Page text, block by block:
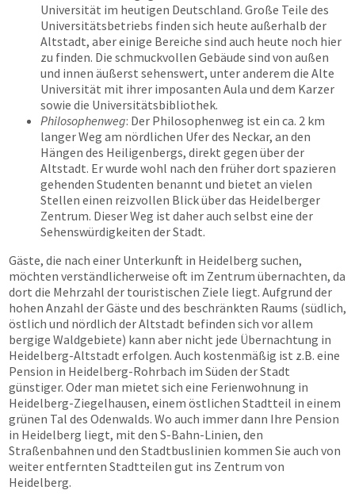
Universität im heutigen Deutschland. Große Teile des
Universitätsbetriebs finden sich heute außerhalb der
Altstadt, aber einige Bereiche sind auch heute noch hier
zu finden. Die schmuckvollen Gebäude sind von außen
und innen äußerst sehenswert, unter anderem die Alte
Universität mit ihrer imposanten Aula und dem Karzer
sowie die Universitätsbibliothek.
Philosophenweg: Der Philosophenweg ist ein ca. 2 km
langer Weg am nördlichen Ufer des Neckar, an den
Hängen des Heiligenbergs, direkt gegen über der
Altstadt. Er wurde wohl nach den früher dort spazieren
gehenden Studenten benannt und bietet an vielen
Stellen einen reizvollen Blick über das Heidelberger
Zentrum. Dieser Weg ist daher auch selbst eine der
Sehenswürdigkeiten der Stadt.
Gäste, die nach einer Unterkunft in Heidelberg suchen,
möchten verständlicherweise oft im Zentrum übernachten, da
dort die Mehrzahl der touristischen Ziele liegt. Aufgrund der
hohen Anzahl der Gäste und des beschränkten Raums (südlich,
östlich und nördlich der Altstadt befinden sich vor allem
bergige Waldgebiete) kann aber nicht jede Übernachtung in
Heidelberg-Altstadt erfolgen. Auch kostenmäßig ist z.B. eine
Pension in Heidelberg-Rohrbach im Süden der Stadt
günstiger. Oder man mietet sich eine Ferienwohnung in
Heidelberg-Ziegelhausen, einem östlichen Stadtteil in einem
grünen Tal des Odenwalds. Wo auch immer dann Ihre Pension
in Heidelberg liegt, mit den S-Bahn-Linien, den
Straßenbahnen und den Stadtbuslinien kommen Sie auch von
weiter entfernten Stadtteilen gut ins Zentrum von
Heidelberg.